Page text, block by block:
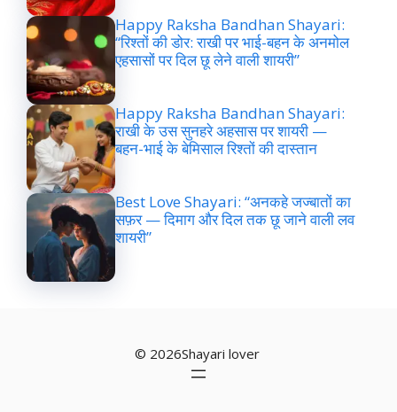
Happy Raksha Bandhan Shayari:
“रिश्तों की डोर: राखी पर भाई-बहन के अनमोल
एहसासों पर दिल छू लेने वाली शायरी”
Happy Raksha Bandhan Shayari:
राखी के उस सुनहरे अहसास पर शायरी —
बहन-भाई के बेमिसाल रिश्तों की दास्तान
Best Love Shayari: “अनकहे जज्बातों का
सफ़र — दिमाग और दिल तक छू जाने वाली लव
शायरी”
© 2026Shayari lover